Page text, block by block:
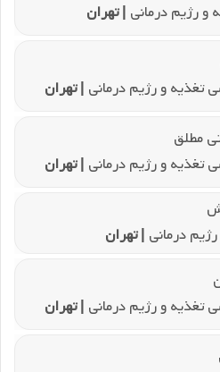
رژیم درمانی | تهران
تغذیه و رژیم درمانی | تهران
مطلق
تغذیه و رژیم درمانی | تهران
درمانی | تهران
تغذیه و رژیم درمانی | تهران